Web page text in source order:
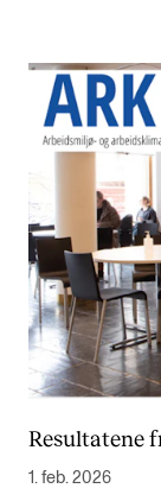
Resultatene
1. feb. 2026